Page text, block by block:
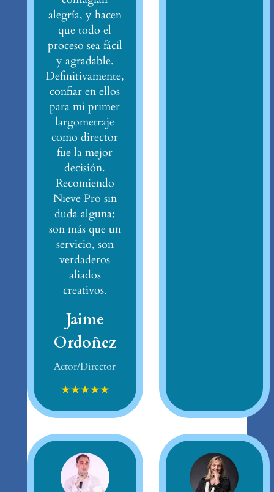
alegría, y hacen
que todo el
proceso sea fácil
y agradable.
Definitivamente,
confiar en ellos
para mi primer
largometraje
como director
fue la mejor
decisión.
Recomiendo
Nieve Pro sin
duda alguna;
son más que un
servicio, son
verdaderos
aliados
creativos.
Jaime
Ordoñez
Actor/Director
★★★★★